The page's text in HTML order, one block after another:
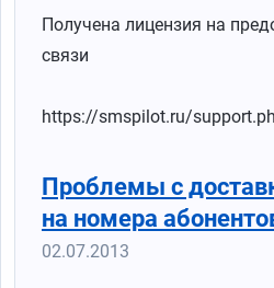
Получена лицензия на
связи
https://smspilot.ru/
Проблемы с
на номера
02.07.2013